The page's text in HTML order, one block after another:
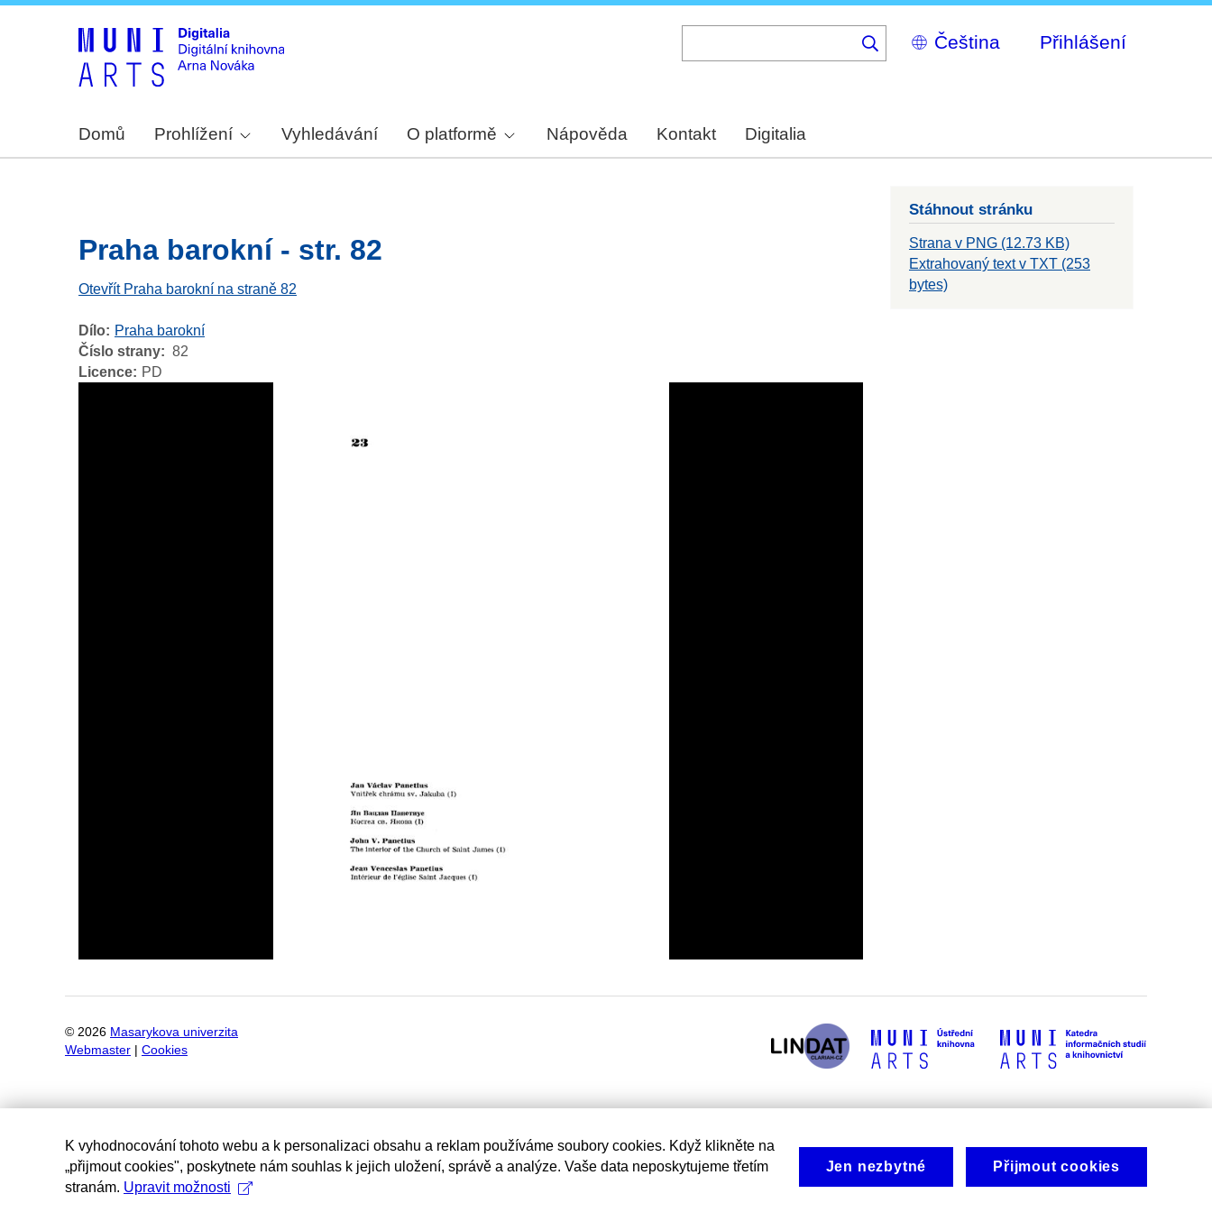
Select
your
Přihlášení
Domů Prohlížení Vyhledávání O platformě Nápověda Kontakt Digitalia
Praha barokní - str. 82
Otevřít Praha barokní na straně 82
Dílo
Praha barokní
Číslo strany
82
Licence
PD
Stáhnout stránku
Strana v PNG (12.73 KB)
Extrahovaný text v TXT (253
bytes)
© 2026 Masarykova univerzita
Webmaster
Cookies
K vyhodnocování tohoto webu a k personalizaci obsahu a reklam používáme soubory cookies. Když klikněte na
„přijmout cookies", poskytnete nám souhlas k jejich uložení, správě a analýze. Vaše data neposkytujeme třetím
stranám. Upravit možnosti
Jen nezbytné Přijmout cookies